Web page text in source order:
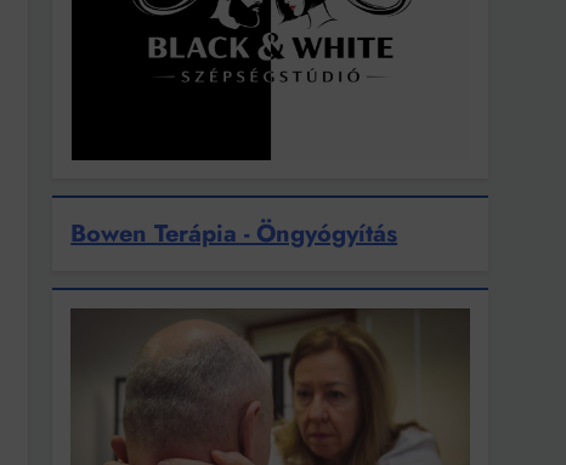
Bowen Terápia - Öngyógyítás